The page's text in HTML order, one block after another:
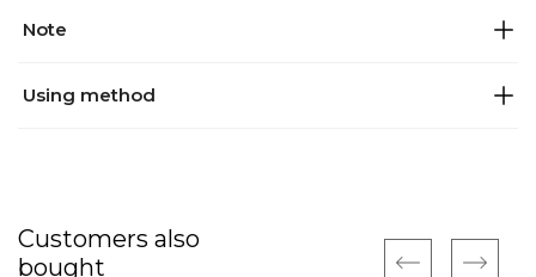
Note
Using method
Customers also
bought